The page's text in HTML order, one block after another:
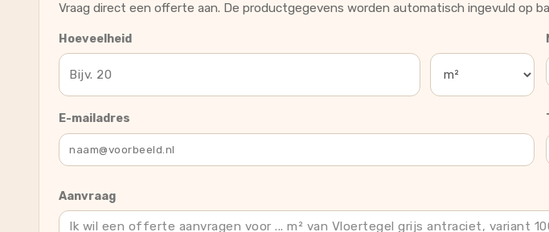
Vraag direct een offerte aan. De productgegevens worden automatisch ingevuld op
Hoeveelheid
E-mailadres
Aanvraag